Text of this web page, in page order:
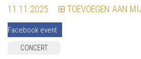
11.11.2025 TOEVOEGEN AAN
Facebook event
CONCERT